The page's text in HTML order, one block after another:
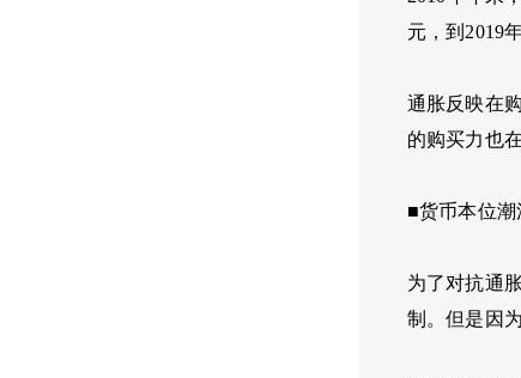
元，到2019
通胀反映在
的购买力也
■货币本位
为了对抗通
制。但是因